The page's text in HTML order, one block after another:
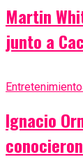
Martin
junto a
Entretenimiento
Ignacio